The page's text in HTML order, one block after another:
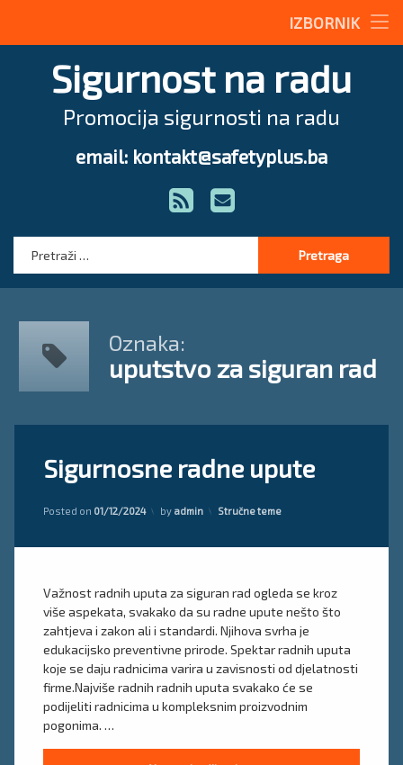
IZBORNIK
Radne upute
Magazin
Stručna pomoć
Sigurnost na radu
Promocija sigurnosti na radu
email: kontakt@safetyplus.ba
RSS E-mail
Oznaka:
uputstvo za siguran rad
Sigurnosne radne upute
Posted on 01/12/2024 by admin Kategorije:
Stručne teme
Važnost radnih uputa za siguran rad ogleda se kroz
više aspekata, svakako da su radne upute nešto što
zahtjeva i zakon ali i standardi. Njihova svrha je
edukacijsko preventivne prirode. Spektar radnih uputa
koje se daju radnicima varira u zavisnosti od djelatnosti
firme.Najviše radnih radnih uputa svakako će se
podijeliti radnicima u kompleksnim proizvodnim
pogonima. …
radne
upute
sigurnosne
siguran
rad
uputstvo
za
siguran
rad
komentar
on
radne